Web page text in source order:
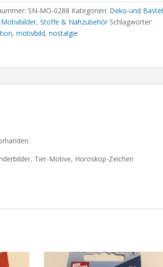
SN-MO-0288 Kategorien: Deko-und Bastel
Motivbilder,Stoffe & Nähzubehör Schlagwörter:
,motivbild,nostalgie
Tier-Motive, Horoskop-Zeichen